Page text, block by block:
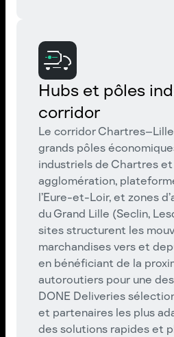
Hubs et pôles
corridor
Le corridor Chartres–Lille
grands pôles
industriels de Chartres
agglomération,
l’Eure-et-Loir, et zones
du Grand Lille (Seclin,
sites structurent les
marchandises vers et
en bénéficiant de la
autoroutiers pour une
DONE Deliveries
et partenaires les plus
des solutions rapides et